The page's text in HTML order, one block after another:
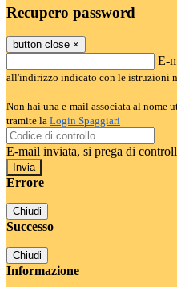
Recupero password
button close ×
E-
all'indirizzo indicato con le istruzioni
Non hai una e-mail associata al nome
tramite la Login Spaggiari
E-mail inviata, si prega di
Errore
Chiudi
Successo
Chiudi
Informazione